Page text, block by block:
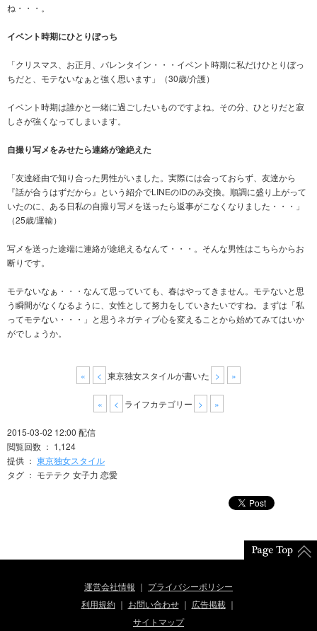
ね・・・。
イベント時期にひとりぼっち
「クリスマス、お正月、バレンタイン・・・イベント時期に私だけひとりぼっ
ちだと、モテないなぁと強く思います」（30歳/介護）
イベント時期は誰かと一緒に過ごしたいものですよね。その分、ひとりだと寂
しさが強くなってしまいます。
自撮り写メをみせたら連絡が途絶えた
「友達経由で知り合った男性がいました。実際には会っておらず、友達から
『話が合うはずだから』という紹介でLINEのIDのみ交換。順調に盛り上がって
いたのに、ある日私の自撮り写メを送ったら返事がこなくなりました・・・」
（25歳/運輸）
写メを送った途端に連絡が途絶えるなんて・・・。そんな男性はこちらからお
断りです。
モテないなぁ・・・なんて思っていても、春はやってきません。モテないと思
う瞬間がなくなるように、女性として努力をしていきたいですね。まずは「私
ってモテない・・・」と思うネガティブ心を変えることから始めてみてはいか
がでしょうか。
« < 東京独女スタイルが書いた > »
« < ライフカテゴリー > »
2015-03-02 12:00 配信
閲覧回数 ： 1,124
提供 ： 東京独女スタイル
タグ ： モテテク 女子力 恋愛
運営会社情報
プライバシーポリシー
利用規約
お問い合わせ
広告掲載
サイトマップ